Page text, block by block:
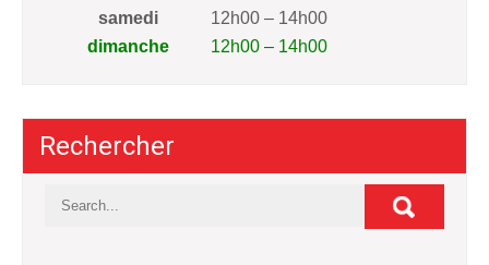
samedi
12h00 – 14h00
dimanche
12h00 – 14h00
Rechercher